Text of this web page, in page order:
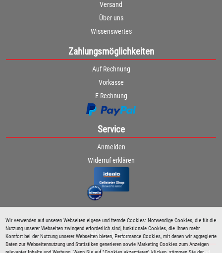
Wir verwenden auf unseren Webseiten eigene und fremde Cookies: Notwendige Cookies, die für die
Nutzung unserer Webseiten zwingend erforderlich sind, funktionale Cookies, die Ihnen mehr
Komfort bei der Nutzung unserer Webseiten bieten, Performance Cookies, mit denen wir aggregierte
Daten zur Webseitennutzung und Statistiken generieren sowie Marketing Cookies zum Anzeigen
Versand
Über uns
Wissenswertes
Zahlungsmöglichkeiten
Auf Rechnung
Vorkasse
E-Rechnung
Service
Anmelden
Widerruf erklären
Newsletter